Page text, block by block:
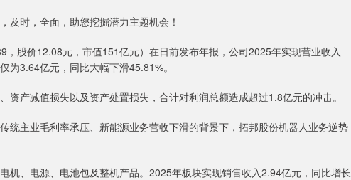
时，全面，助您挖掘潜力主题机会！
股价12.08元，市值151亿元）在日前发布年报，公司2025年实现营业收入
为3.64亿元，同比大幅下滑45.81%。
产减值损失以及资产处置损失，合计对利润总额造成超过1.8亿元的冲击。
主业毛利率承压、新能源业务营收下滑的背景下，拓邦股份机器人业务逆势
、电源、电池包及整机产品。2025年板块实现销售收入2.94亿元，同比增长